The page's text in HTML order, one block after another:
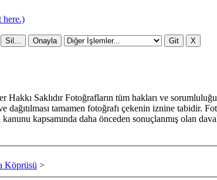
here.)
Saklıdır Fotoğrafların tüm hakları ve
dağıtılması tamamen fotoğrafı çekenin iznine tabidir.
kapsamında daha önceden sonuçlanmış olan
Köprüsü >